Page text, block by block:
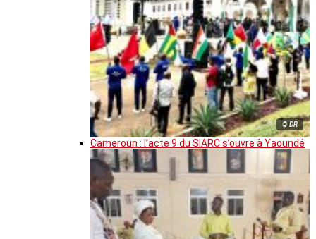
© DR
Cameroun : l’acte 9 du SIARC s’ouvre à Yaoundé